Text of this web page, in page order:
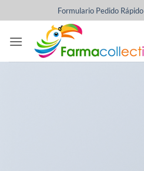
al
contenido
Formulario Pedido Rápido